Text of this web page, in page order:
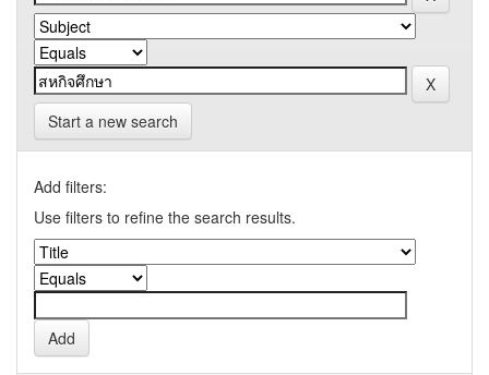
Start a new search
Add filters:
Use filters to refine the search results.